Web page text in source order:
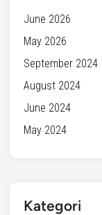
June 2026
May 2026
September 2024
August 2024
June 2024
May 2024
Kategori